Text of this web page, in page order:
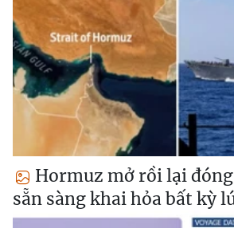
Hormuz mở rồi lại
sẵn sàng khai hỏa bất kỳ